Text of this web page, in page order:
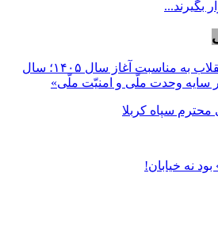
بگیرند...
پیام نوروزی رهبر انقلاب به مناسبت آغاز سال ۱۴۰۵؛ سال
سایه وحدت ملّی و امنیّت ملّی»
محترم سپاه کربلا
نه خیابان!